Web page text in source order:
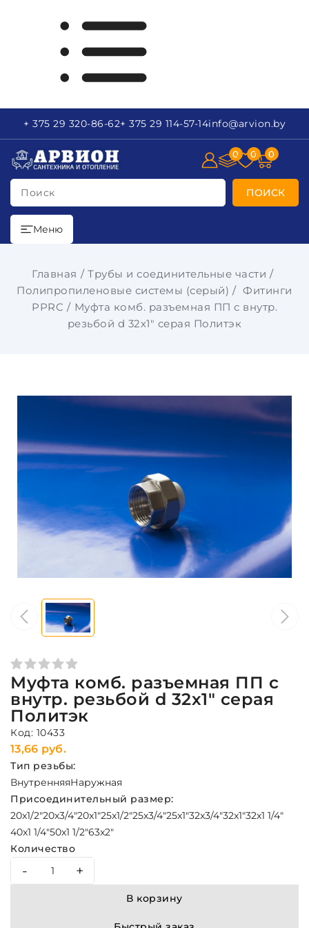
+ 375 29 320-86-62+ 375 29 114-57-14info@arvion.by
Поиск ПОИСК
0 0 0
Меню
Главная
Трубы и соединительные части
Полипропиленовые системы (серый)
Фитинги
PPRC
Муфта комб. разъемная ПП с внутр.
резьбой d 32х1" серая Политэк
Муфта комб. разъемная ПП с
внутр. резьбой d 32х1" серая
Политэк
Код: 10433
13,66 руб.
Тип резьбы:
ВнутренняяНаружная
Присоединительный размер:
20x1/2"20х3/4"20x1"25x1/2"25х3/4"25x1"32x3/4"32x1"32x1 1/4"
40x1 1/4"50x1 1/2"63x2"
Количество
- +
В корзину